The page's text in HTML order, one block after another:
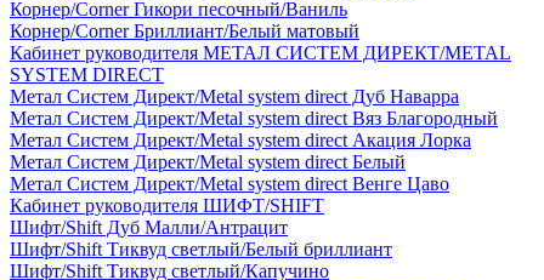
Корнер/Corner Гикори песочный/Ваниль
Корнер/Corner Бриллиант/Белый матовый
Кабинет руководителя МЕТАЛ СИСТЕМ ДИРЕКТ/METAL
SYSTEM DIRECT
Метал Систем Директ/Metal system direct Дуб Наварра
Метал Систем Директ/Metal system direct Вяз Благородный
Метал Систем Директ/Metal system direct Акация Лорка
Метал Систем Директ/Metal system direct Белый
Метал Систем Директ/Metal system direct Венге Цаво
Кабинет руководителя ШИФТ/SHIFT
Шифт/Shift Дуб Малли/Антрацит
Шифт/Shift Тиквуд светлый/Белый бриллиант
Шифт/Shift Тиквуд светлый/Капучино